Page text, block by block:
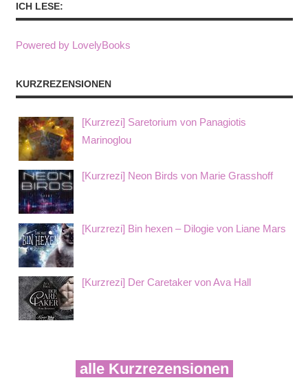
ICH LESE:
Powered by LovelyBooks
KURZREZENSIONEN
[Kurzrezi] Saretorium von Panagiotis
Marinoglou
[Kurzrezi] Neon Birds von Marie Grasshoff
[Kurzrezi] Bin hexen – Dilogie von Liane Mars
[Kurzrezi] Der Caretaker von Ava Hall
alle Kurzrezensionen